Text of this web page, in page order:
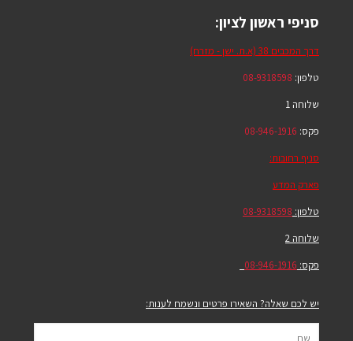
סניפי ראשון לציון:
דרך המכבים 38 (א.ת. ישן - מזרח)
טלפון: 08-9318598
שלוחה 1
פקס: 08-946-1916
סניף רחובות:
פארק המדע
טלפון: 08-9318598
שלוחה 2
פקס: 08-946-1916
יש לכם שאלה? השאירו פרטים ונשמח לענות: